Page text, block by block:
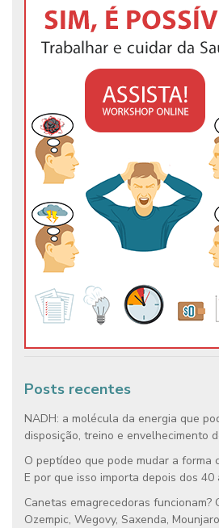
Posts recentes
NADH: a molécula da energia que
disposição, treino e envelhecimento
O peptídeo que pode mudar a forma
E por que isso importa depois dos 40
Canetas emagrecedoras funcionam?
Ozempic, Wegovy, Saxenda,